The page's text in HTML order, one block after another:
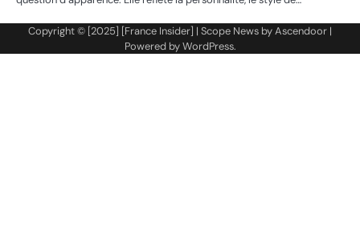
Copyright © [2025] [France Insider] | Scope News byAscendoor |
Powered byWordPress.